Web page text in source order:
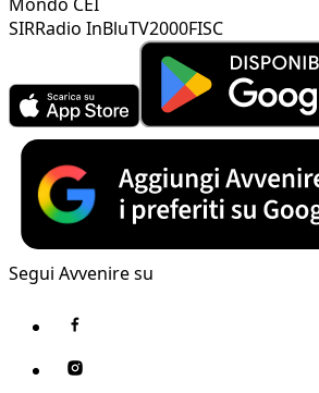
SIRRadio InBluTV2000FISC
Segui Avvenire su